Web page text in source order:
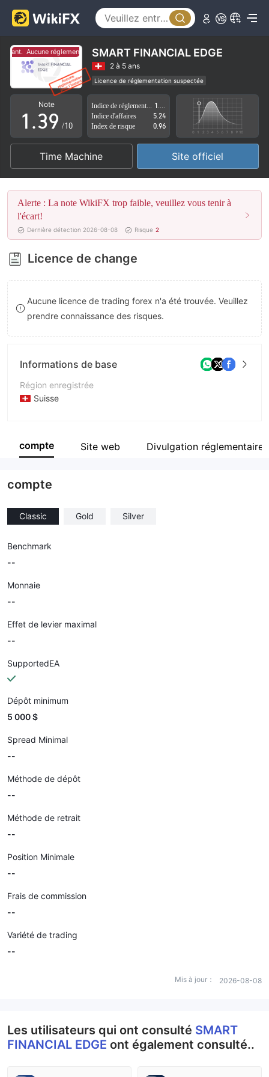
Aucune réglementation pour l'instant.SMART FINANCIAL EDGE
2 à 5 ans
Licence de réglementation suspectée
Région d'affaires suspectée
Risque élevé potentiel
Note
0
1
2
3
4
5
6
7
8
9
.
0
1
2
3
4
5
6
7
8
9
5
6
7
8
9 /10
Indice d'affaires
5.24
Index de risque
0.96
Time Machine Site officiel
Alerte : La note WikiFX trop faible, veuillez vous tenir à
l'écart!
Dernière détection 2026-08-08 Risque 2
Licence de change
Aucune licence de trading forex n'a été trouvée. Veuillez
prendre connaissance des risques.
Informations de base
Région enregistrée
Suisse
Société
compte Site web Divulgation réglementaire
compte
Classic Gold Silver
Benchmark
--
Monnaie
--
Effet de levier maximal
--
SupportedEA
Dépôt minimum
5 000 $
Spread Minimal
--
Méthode de dépôt
--
Méthode de retrait
--
Position Minimale
--
Frais de commission
--
Variété de trading
--
Mis à jour： 2026-08-08
Les utilisateurs qui ont consulté SMART
FINANCIAL EDGE ont également consulté..